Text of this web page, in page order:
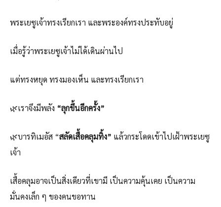
พระเยซูเจ้าทรงเรียกเรา และพระองค์ทรงประทับอยู่
เมื่อรู้ว่าพระเยซูเจ้าไม่ได้เดินผ่านไป
แต่ทรงหยุด ทรงมองเห็น และทรงเรียกเรา
🌿เราจึงมีพลัง “ลุกขึ้นอีกครั้ง”
🌿บารทิเมอัส “สลัดเสื้อคลุมทิ้ง” แล้วกระโดดเข้าไปเฝ้าพระเยซู
เจ้า
เสื้อคลุมอาจเป็นสิ่งเดียวที่เขามี เป็นความคุ้นเคย เป็นความ
มั่นคงเล็ก ๆ ของคนขอทาน